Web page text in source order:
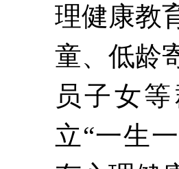
理健康教
童、低龄
员子女
立“一生